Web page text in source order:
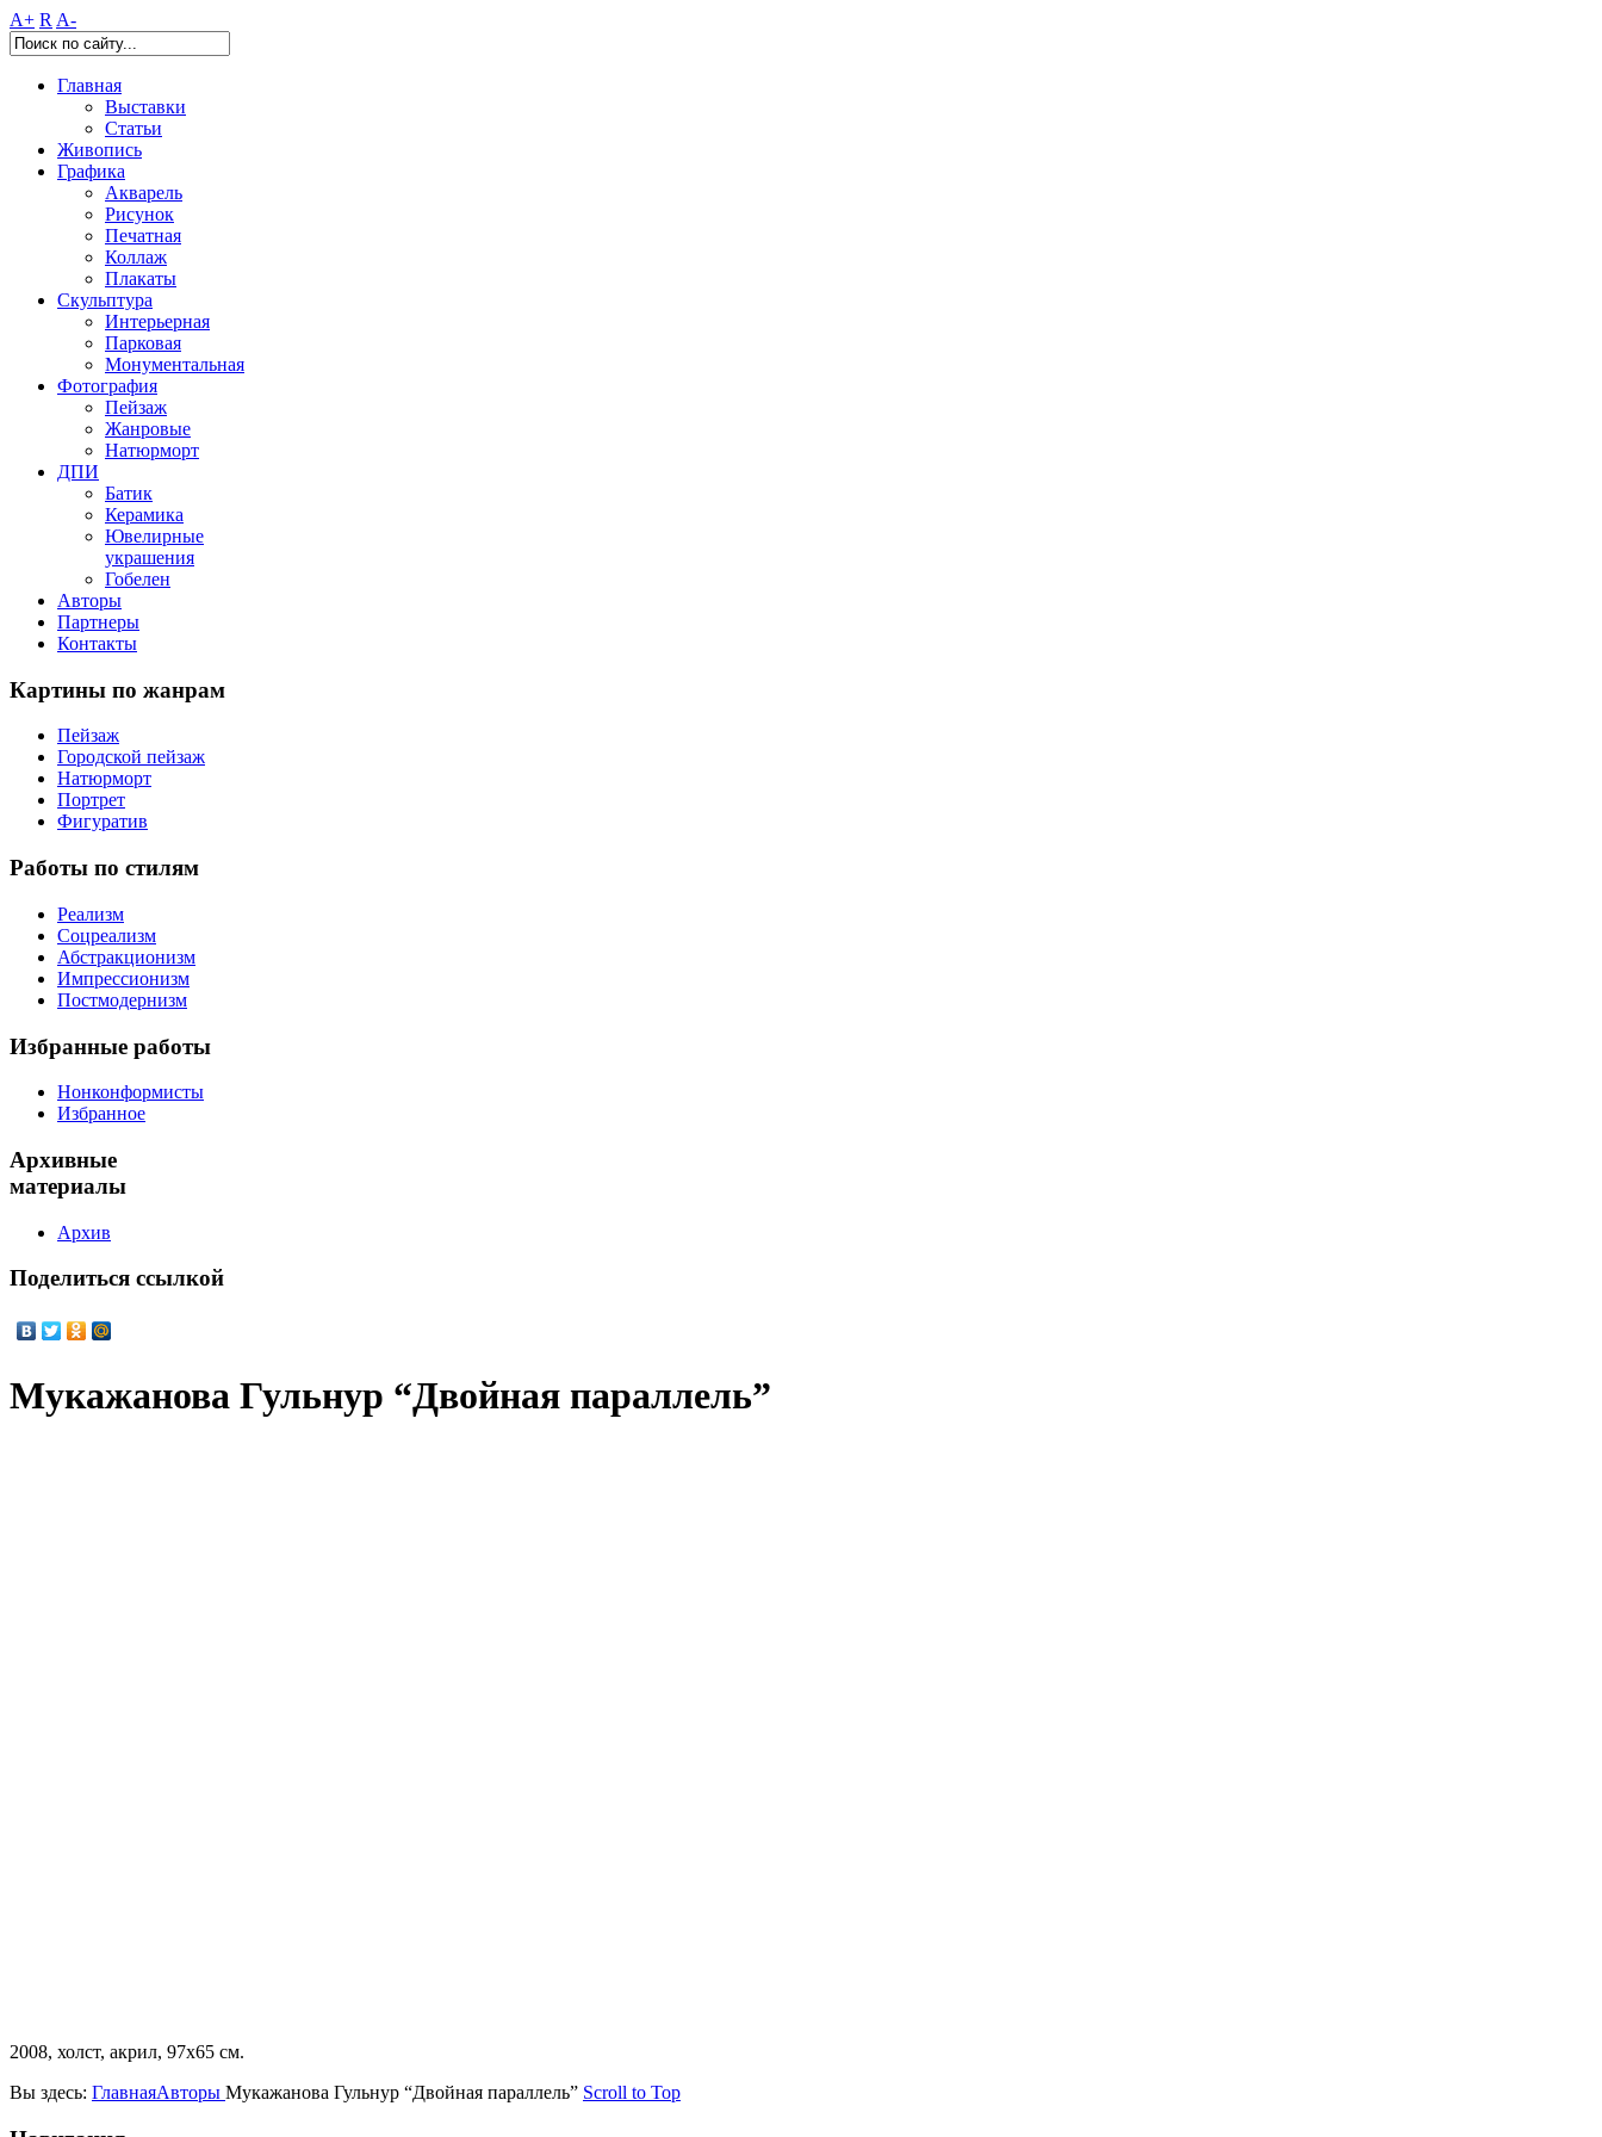
A+ R A-
Главная
Выставки
Статьи
Живопись
Графика
Акварель
Рисунок
Печатная
Коллаж
Плакаты
Скульптура
Интерьерная
Парковая
Монументальная
Фотография
Пейзаж
Жанровые
Натюрморт
ДПИ
Батик
Керамика
Ювелирные
украшения
Гобелен
Авторы
Партнеры
Контакты
Картины по жанрам
Пейзаж
Городской пейзаж
Натюрморт
Портрет
Фигуратив
Работы по стилям
Реализм
Соцреализм
Абстракционизм
Импрессионизм
Постмодернизм
Избранные работы
Нонконформисты
Избранное
Архивные
материалы
Архив
Поделиться ссылкой
Мукажанова Гульнур “Двойная параллель”
2008, холст, акрил, 97х65 см.
Вы здесь: ГлавнаяАвторы Мукажанова Гульнур “Двойная параллель” Scroll to Top